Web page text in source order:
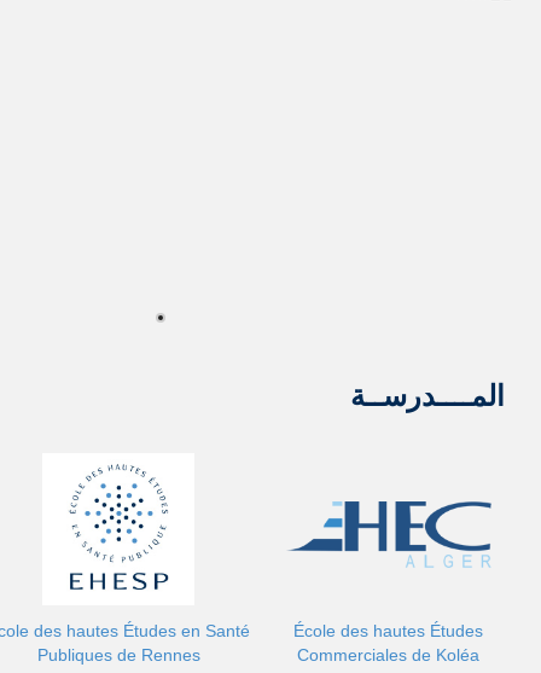
المــــدرســة
École des hautes Études
Commerciales de Koléa
des hautes Études en Santé
Publiques de Rennes